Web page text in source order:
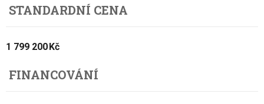
STANDARDNÍ CENA
1 799 200 Kč
FINANCOVÁNÍ